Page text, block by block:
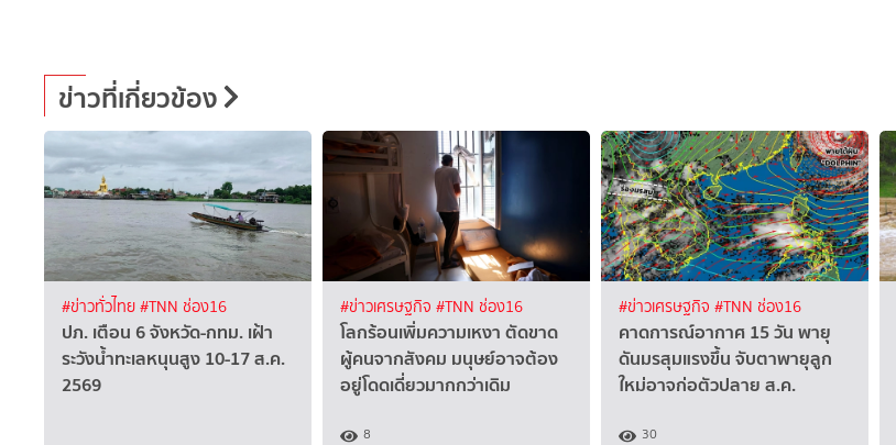
ข่าวที่เกี่ยวข้อง
#ข่าวทั่วไทย#TNN ช่อง16
ปภ. เตือน 6 จังหวัด-กทม. เฝ้า
ระวังน้ำทะเลหนุนสูง 10-17 ส.ค.
2569
#ข่าวเศรษฐกิจ #TNN ช่อง16
โลกร้อนเพิ่มความเหงา ตัดขาด
ผู้คนจากสังคม มนุษย์อาจต้อง
อยู่โดดเดี่ยวมากกว่าเดิม
8
#ข่าวเศรษฐกิจ #TNN ช่อง16
คาดการณ์อากาศ 15 วัน พายุ
ดันมรสุมแรงขึ้น จับตาพายุลูก
ใหม่อาจก่อตัวปลาย ส.ค.
30